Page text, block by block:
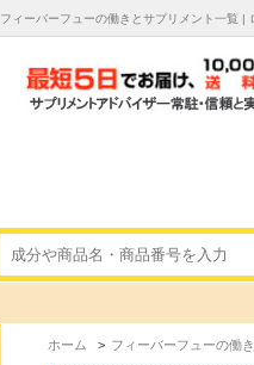
フィーバーフューの働きとサプリメント一覧 |
ホーム > フィーバーフューの働